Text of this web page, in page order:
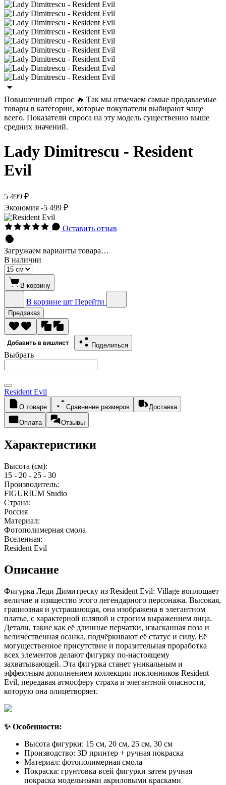
Повышенный спроc 🔥 Так мы отмечаем самые продаваемые
товары в категории, которые покупатели выбирают чаще
всего. Показатели спроса на эту модель существенно выше
средних значений.
Lady Dimitrescu - Resident
Evil
5 499 ₽
Экономия -5 499 ₽
Оставить отзыв
Загружаем варианты товара…
В наличии
В корзину
В корзине шт Перейти
Предзаказ
Добавить в вишлист Поделиться
Выбрать
Resident Evil
О товаре Сравнение размеров Доставка
Оплата Отзывы
Характеристики
Высота (см):
15 - 20 - 25 - 30
Производитель:
FIGURIUM Studio
Страна:
Россия
Материал:
Фотополимерная смола
Вселенная:
Resident Evil
Описание
Фигурка Леди Димитреску из Resident Evil: Village воплощает
величие и изящество этого легендарного персонажа. Высокая,
грациозная и устрашающая, она изображена в элегантном
платье, с характерной шляпой и строгим выражением лица.
Детали, такие как её длинные перчатки, изысканная поза и
величественная осанка, подчёркивают её статус и силу. Её
могущественное присутствие и поразительная проработка
всех элементов делают фигурку по-настоящему
захватывающей. Эта фигурка станет уникальным и
эффектным дополнением коллекции поклонников Resident
Evil, передавая атмосферу страха и элегантной опасности,
которую она олицетворяет.
✨ Особенности:
Высота фигурки: 15 см, 20 см, 25 см, 30 см
Производство: 3D принтер + ручная покраска
Материал: фотополимерная смола
Покраска: грунтовка всей фигурки затем ручная
покраска модельными акриловыми красками